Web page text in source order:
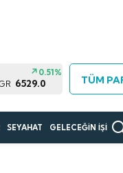
6529.0
0.51%
TÜM
SEYAHAT GELECEĞİN İŞİ